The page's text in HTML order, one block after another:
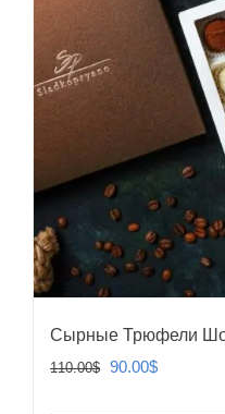
Сырные Трюфели
110.00$ Первоначальная
90.00$Текущая